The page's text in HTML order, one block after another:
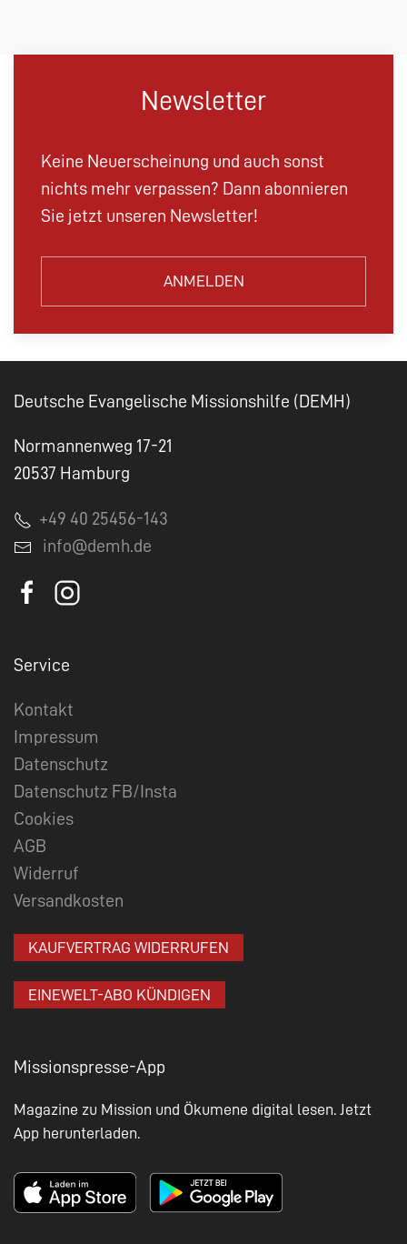
Newsletter
Keine Neuerscheinung und auch sonst
nichts mehr verpassen? Dann abonnieren
Sie jetzt unseren Newsletter!
ANMELDEN
Deutsche Evangelische Missionshilfe (DEMH)
Normannenweg 17-21
20537 Hamburg
+49 40 25456-143
info@demh.de
Service
Kontakt
Impressum
Datenschutz
Datenschutz FB/Insta
Cookies
AGB
Widerruf
Versandkosten
KAUFVERTRAG WIDERRUFEN
EINEWELT-ABO KÜNDIGEN
Missionspresse-App
Magazine zu Mission und Ökumene digital lesen. Jetzt
App herunterladen.